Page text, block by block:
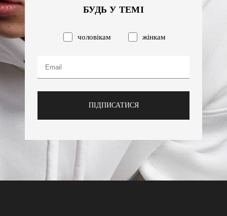
БУДЬ У ТЕМІ
чоловікам жінкам
ПІДПИСАТИСЯ